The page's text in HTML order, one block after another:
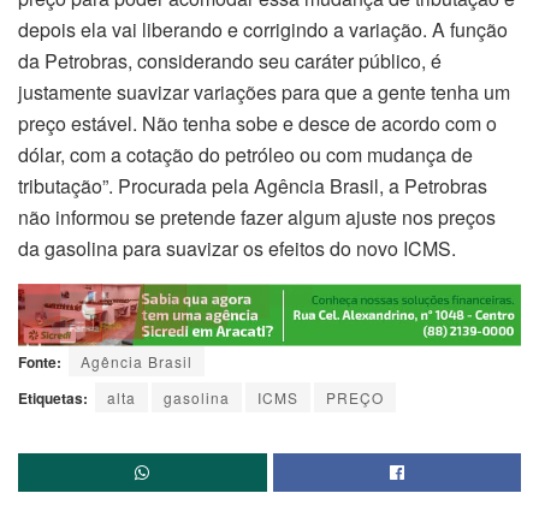
depois ela vai liberando e corrigindo a variação. A função
da Petrobras, considerando seu caráter público, é
justamente suavizar variações para que a gente tenha um
preço estável. Não tenha sobe e desce de acordo com o
dólar, com a cotação do petróleo ou com mudança de
tributação”. Procurada pela Agência Brasil, a Petrobras
não informou se pretende fazer algum ajuste nos preços
da gasolina para suavizar os efeitos do novo ICMS.
Fonte: Agência Brasil
Etiquetas: alta gasolina ICMS PREÇO